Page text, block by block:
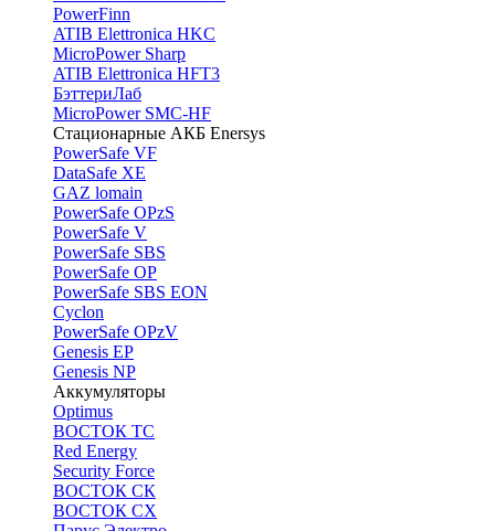
PowerFinn
ATIB Elettronica HKC
MicroPower Sharp
ATIB Elettronica HFT3
БэттериЛаб
MicroPower SMC-HF
Стационарные АКБ Enersys
PowerSafe VF
DataSafe XE
GAZ lomain
PowerSafe OPzS
PowerSafe V
PоwerSafe SBS
PowerSafe OP
PоwerSafe SBS EON
Cyclon
PowerSafe OPzV
Genesis EP
Genesis NP
Аккумуляторы
Optimus
ВОСТОК ТС
Red Energy
Security Force
ВОСТОК СК
ВОСТОК СХ